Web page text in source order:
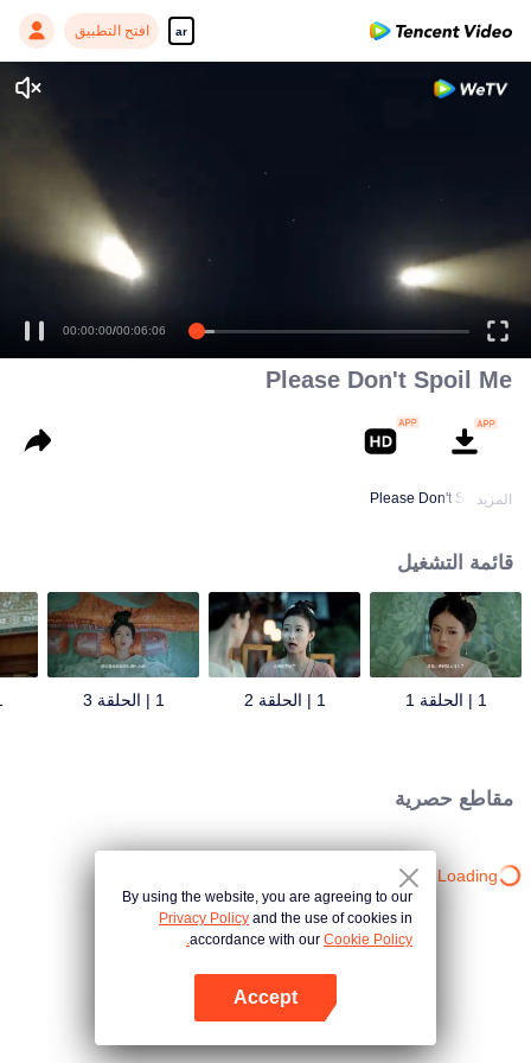
ar افتح التطبيق
00:00:00/00:06:06
Please Don't Spoil Me
Please Don't Spoil Me
المزيد
قائمة التشغيل
1 | الحلقة 1 1 | الحلقة 2 1 | الحلقة 3
مقاطع حصرية
Loading…
By using the website, you are agreeing to our
Privacy Policy and the use of cookies in
accordance with our Cookie Policy.
Accept